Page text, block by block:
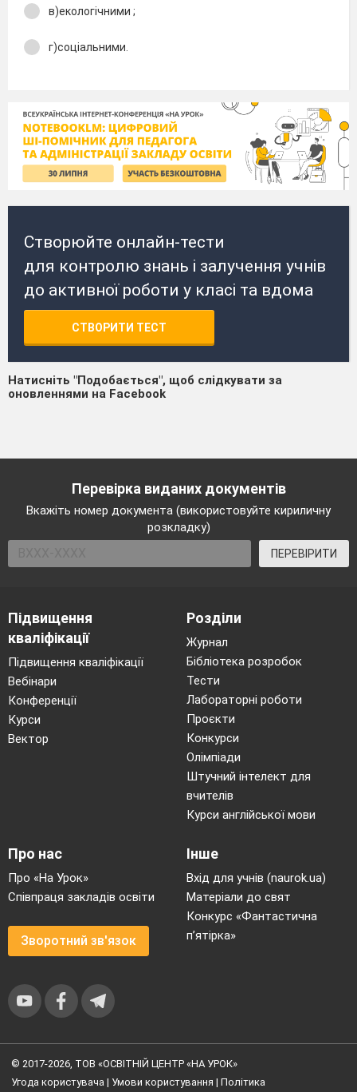
в)екологічними ;
г)соціальними.
Створюйте онлайн-тести
для контролю знань і залучення учнів
до активної роботи у класі та вдома
СТВОРИТИ ТЕСТ
Натисніть "Подобається", щоб слідкувати за
оновленнями на Facebook
Перевірка виданих документів
Вкажіть номер документа (використовуйте кириличну
розкладку)
ПЕРЕВІРИТИ
Підвищення
кваліфікації
Підвищення кваліфікації
Вебінари
Конференції
Курси
Вектор
Розділи
Журнал
Бібліотека розробок
Тести
Лабораторні роботи
Проєкти
Конкурси
Олімпіади
Штучний інтелект для
вчителів
Курси англійської мови
Про нас
Про «На Урок»
Співпраця закладів освіти
Зворотний зв'язок
Інше
Вхід для учнів (naurok.ua)
Матеріали до свят
Конкурс «Фантастична
п’ятірка»
© 2017-2026, ТОВ «ОСВІТНІЙ ЦЕНТР «НА УРОК»
Угода користувача | Умови користування | Політика